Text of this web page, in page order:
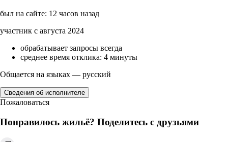
был на сайте: 12 часов назад
участник с августа 2024
обрабатывает запросы всегда
среднее время отклика: 4 минуты
Общается на языках — русский
Сведения об исполнителе
Пожаловаться
Понравилось жильё? Поделитесь с друзьями